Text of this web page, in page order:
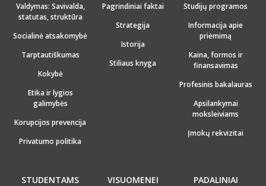
Valdymas: Savivalda,
statutas, struktūra
Socialinė atsakomybė
Tarptautiškumas
Kokybė
Etika ir lygios
galimybės
Korupcijos prevencija
Privatumo politika
Pagrindiniai faktai
Strategija
Istorija
Stiliaus knyga
Studijų programos
Informacija apie
priėmimą
Kaina, formos ir
finansavimas
Profesinis bakalauras
Apsilankymai
moksleiviams
Įmokų rekvizitai
STUDENTAMS VISUOMENEI PADALINIAI